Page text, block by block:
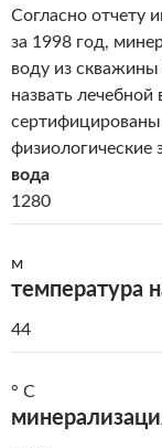
Согласно отчету
за 1998 год,
воду из
назвать
физиологические
вода
1280
м
температура
44
° С